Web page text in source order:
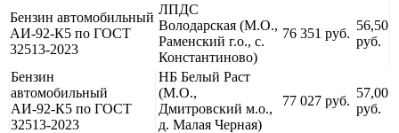
Бензин автомобильный
АИ-92-К5 по ГОСТ
32513-2023
ЛПДС
Володарская (М.О.,
Раменский г.о., с.
Константиново)
76 351 руб.
56,50
руб.
Бензин
автомобильный
АИ-92-К5 по ГОСТ
32513-2023
НБ Белый Раст
(М.О.,
Дмитровский м.о.,
д. Малая Черная)
77 027 руб.
57,00
руб.